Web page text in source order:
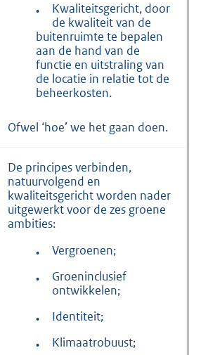
•
Kwaliteitsgericht, door
de kwaliteit van de
buitenruimte te bepalen
aan de hand van de
functie en uitstraling van
de locatie in relatie tot de
beheerkosten.
Ofwel ‘hoe’ we het gaan doen.
De principes verbinden,
natuurvolgend en
kwaliteitsgericht worden nader
uitgewerkt voor de zes groene
ambities:
•
Vergroenen;
•
Groeninclusief
ontwikkelen;
•
Identiteit;
•
Klimaatrobuust;